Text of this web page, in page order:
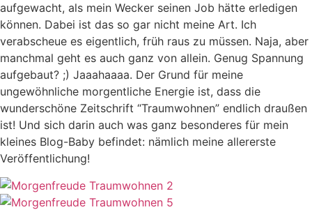
aufgewacht, als mein Wecker seinen Job hätte erledigen
können. Dabei ist das so gar nicht meine Art. Ich
verabscheue es eigentlich, früh raus zu müssen. Naja, aber
manchmal geht es auch ganz von allein. Genug Spannung
aufgebaut? ;) Jaaahaaaa. Der Grund für meine
ungewöhnliche morgentliche Energie ist, dass die
wunderschöne Zeitschrift “Traumwohnen” endlich draußen
ist! Und sich darin auch was ganz besonderes für mein
kleines Blog-Baby befindet: nämlich meine allererste
Veröffentlichung!